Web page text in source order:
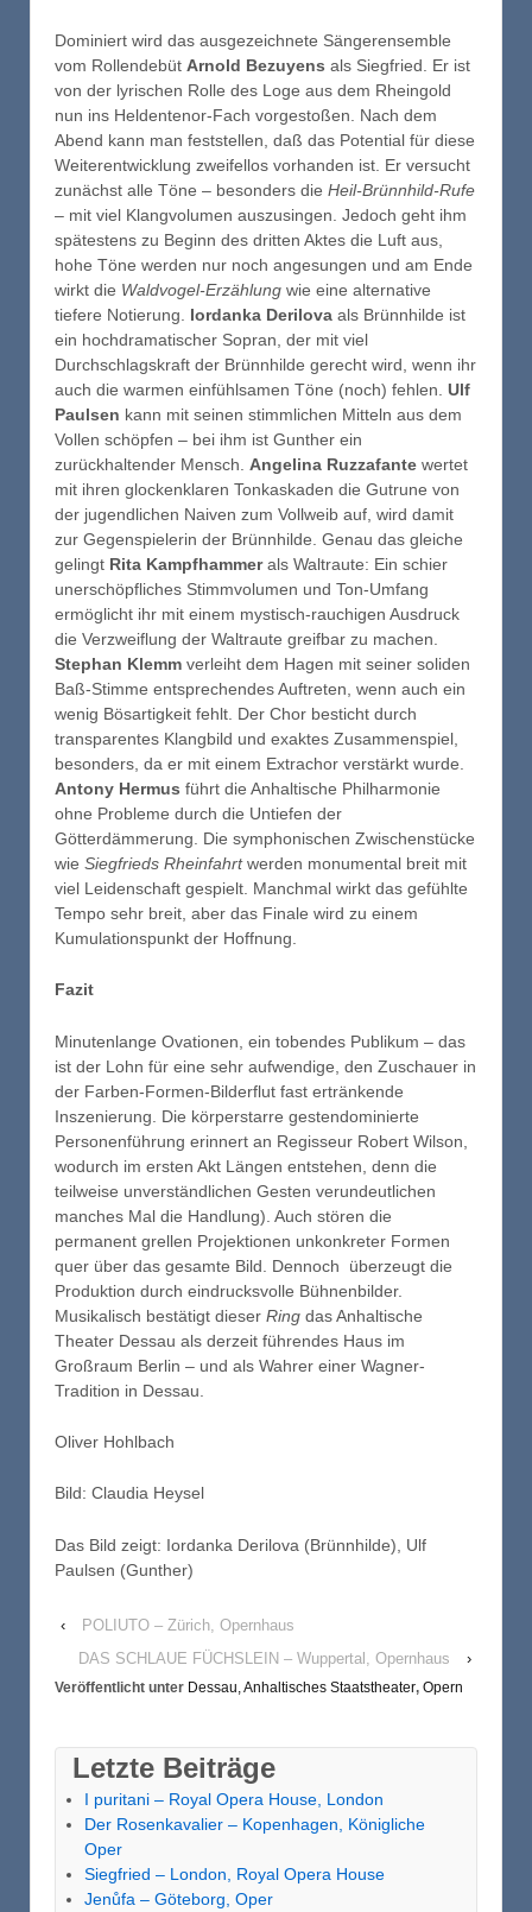
Dominiert wird das ausgezeichnete Sängerensemble
vom Rollendebüt Arnold Bezuyens als Siegfried. Er ist
von der lyrischen Rolle des Loge aus dem Rheingold
nun ins Heldentenor-Fach vorgestoßen. Nach dem
Abend kann man feststellen, daß das Potential für diese
Weiterentwicklung zweifellos vorhanden ist. Er versucht
zunächst alle Töne – besonders die Heil-Brünnhild-Rufe
– mit viel Klangvolumen auszusingen. Jedoch geht ihm
spätestens zu Beginn des dritten Aktes die Luft aus,
hohe Töne werden nur noch angesungen und am Ende
wirkt die Waldvogel-Erzählung wie eine alternative
tiefere Notierung. Iordanka Derilova als Brünnhilde ist
ein hochdramatischer Sopran, der mit viel
Durchschlagskraft der Brünnhilde gerecht wird, wenn ihr
auch die warmen einfühlsamen Töne (noch) fehlen. Ulf
Paulsen kann mit seinen stimmlichen Mitteln aus dem
Vollen schöpfen – bei ihm ist Gunther ein
zurückhaltender Mensch. Angelina Ruzzafante wertet
mit ihren glockenklaren Tonkaskaden die Gutrune von
der jugendlichen Naiven zum Vollweib auf, wird damit
zur Gegenspielerin der Brünnhilde. Genau das gleiche
gelingt Rita Kampfhammerals Waltraute: Ein schier
unerschöpfliches Stimmvolumen und Ton-Umfang
ermöglicht ihr mit einem mystisch-rauchigen Ausdruck
die Verzweiflung der Waltraute greifbar zu machen.
Stephan Klemm verleiht dem Hagen mit seiner soliden
Baß-Stimme entsprechendes Auftreten, wenn auch ein
wenig Bösartigkeit fehlt. Der Chor besticht durch
transparentes Klangbild und exaktes Zusammenspiel,
besonders, da er mit einem Extrachor verstärkt wurde.
Antony Hermus führt die Anhaltische Philharmonie
ohne Probleme durch die Untiefen der
Götterdämmerung. Die symphonischen Zwischenstücke
wie Siegfrieds Rheinfahrtwerden monumental breit mit
viel Leidenschaft gespielt. Manchmal wirkt das gefühlte
Tempo sehr breit, aber das Finale wird zu einem
Kumulationspunkt der Hoffnung.
Fazit
Minutenlange Ovationen, ein tobendes Publikum – das
ist der Lohn für eine sehr aufwendige, den Zuschauer in
der Farben-Formen-Bilderflut fast ertränkende
Inszenierung. Die körperstarre gestendominierte
Personenführung erinnert an Regisseur Robert Wilson,
wodurch im ersten Akt Längen entstehen, denn die
teilweise unverständlichen Gesten verundeutlichen
manches Mal die Handlung). Auch stören die
permanent grellen Projektionen unkonkreter Formen
quer über das gesamte Bild. Dennoch überzeugt die
Produktion durch eindrucksvolle Bühnenbilder.
Musikalisch bestätigt dieser Ring das Anhaltische
Theater Dessau als derzeit führendes Haus im
Großraum Berlin – und als Wahrer einer Wagner-
Tradition in Dessau.
Oliver Hohlbach
Bild: Claudia Heysel
Das Bild zeigt: Iordanka Derilova (Brünnhilde), Ulf
Paulsen (Gunther)
‹
POLIUTO – Zürich, Opernhaus
DAS SCHLAUE FÜCHSLEIN – Wuppertal, Opernhaus
›
Veröffentlicht unter Dessau, Anhaltisches Staatstheater, Opern
Letzte Beiträge
I puritani – Royal Opera House, London
Der Rosenkavalier – Kopenhagen, Königliche
Oper
Siegfried – London, Royal Opera House
Jenůfa – Göteborg, Oper